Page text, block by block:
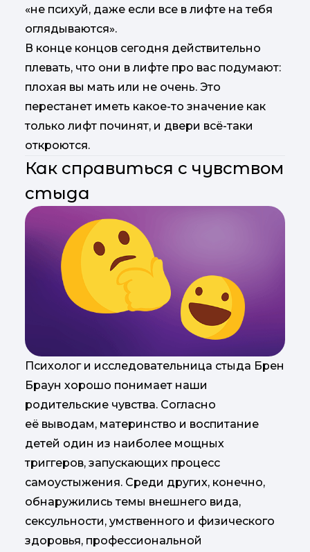
«не психуй, даже если все в лифте на тебя
оглядываются».
В конце концов сегодня действительно
плевать, что они в лифте про вас подумают:
плохая вы мать или не очень. Это
перестанет иметь какое-то значение как
только лифт починят, и двери всё-таки
откроются.
Как справиться с чувством
стыда
Психолог и исследовательница стыда Брен
Браун хорошо понимает наши
родительские чувства. Согласно
её выводам, материнство и воспитание
детей один из наиболее мощных
триггеров, запускающих процесс
самоустыжения. Среди других, конечно,
обнаружились темы внешнего вида,
сексульности, умственного и физического
здоровья, профессиональной